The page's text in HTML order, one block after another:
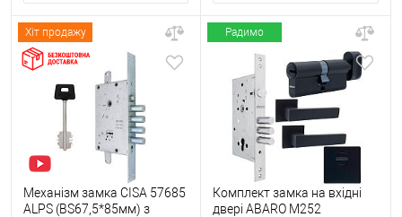
Хіт продажу
Механізм замка CISA 57685
ALPS (BS67,5*85мм) з
Радимо
Комплект замка на вхідні
двері ABARO M252